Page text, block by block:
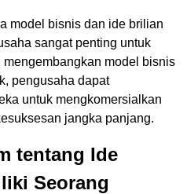
model bisnis dan ide brilian
sangat penting untuk
model bisnis
pengusaha dapat
untuk mengkomersialkan
jangka panjang.
tentang Ide
Seorang